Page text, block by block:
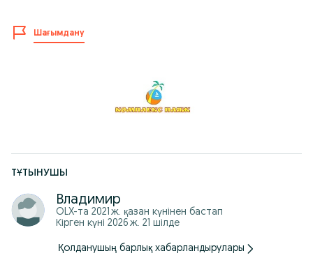
Нагрузка до 120кг. Очень удобное хранение, стул вставляется
в стул. Ножки имеют противоскользящую поверхность.
Шағымдану
ТҰТЫНУШЫ
Владимир
OLX-та 2021 ж. қазан күнінен бастап
Кірген күні 2026 ж. 21 шілде
Қолданушың барлық хабарландырулары